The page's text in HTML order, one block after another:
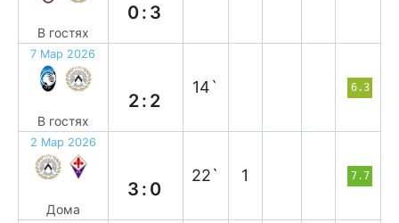
В гостях
0:3
7 Мар 2026
В гостях
2:2
14` 6.3
2 Мар 2026
Дома
3:0
22` 1 7.7